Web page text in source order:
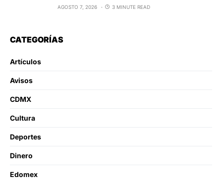
AGOSTO 7, 2026 3 MINUTE READ
CATEGORÍAS
Artículos
Avisos
CDMX
Cultura
Deportes
Dinero
Edomex